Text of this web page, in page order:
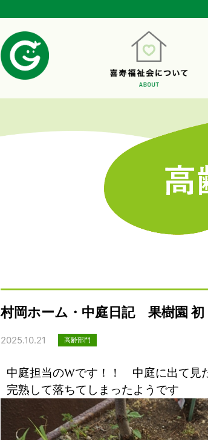
村岡ホーム・中庭日記 果樹園 初
2025.10.21 高齢部門
中庭担当のWです！！ 中庭に出て見
完熟して落ちてしまったようです